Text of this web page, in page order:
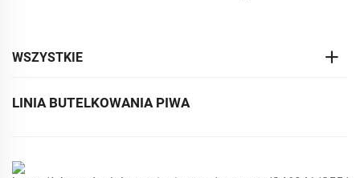
WSZYSTKIE
LINIA BUTELKOWANIA PIWA